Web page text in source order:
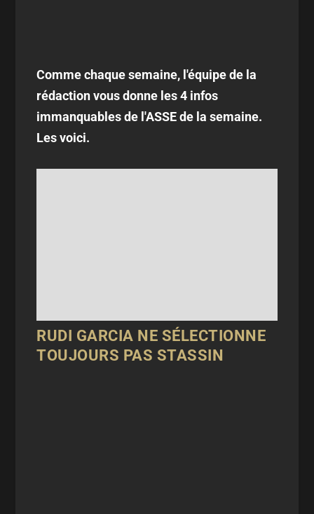
Comme chaque semaine, l'équipe de la
rédaction vous donne les 4 infos
immanquables de l'ASSE de la semaine.
Les voici.
RUDI GARCIA NE SÉLECTIONNE
TOUJOURS PAS STASSIN